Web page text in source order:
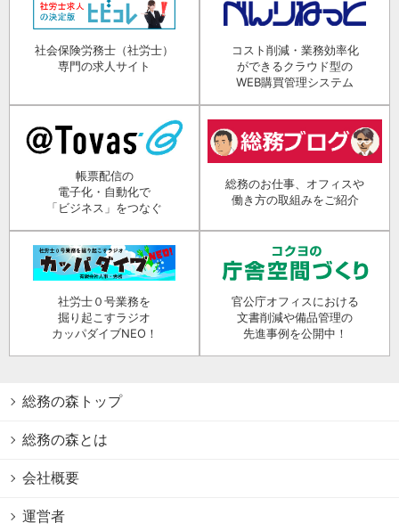
社会保険労務士（社労士）
専門の求人サイト
コスト削減・業務効率化
ができるクラウド型の
WEB購買管理システム
帳票配信の
電子化・自動化で
「ビジネス」をつなぐ
総務のお仕事、オフィスや
働き方の取組みをご紹介
社労士０号業務を
掘り起こすラジオ
カッパダイブNEO！
官公庁オフィスにおける
文書削減や備品管理の
先進事例を公開中！
総務の森トップ
総務の森とは
会社概要
運営者